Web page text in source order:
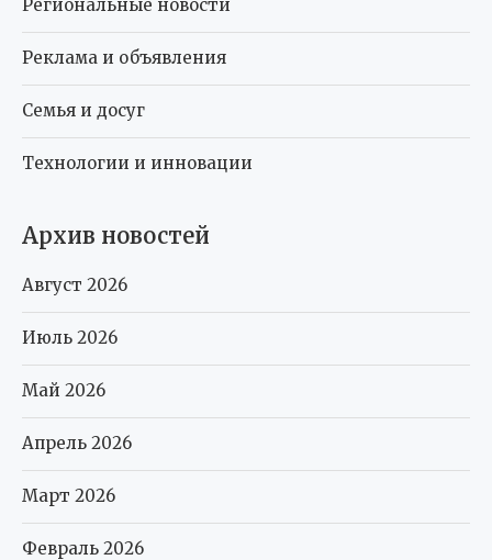
Региональные новости
Реклама и объявления
Семья и досуг
Технологии и инновации
Архив новостей
Август 2026
Июль 2026
Май 2026
Апрель 2026
Март 2026
Февраль 2026